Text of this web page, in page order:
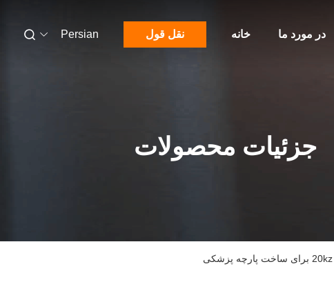
خانه در مورد ما نقل قول Persian
جزئیات محصولات